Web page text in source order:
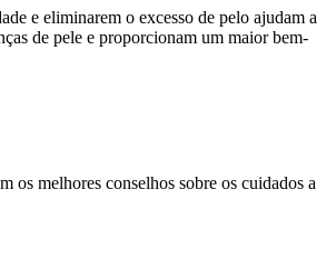
e eliminarem o excesso de pelo ajudam a
de pele e proporcionam um maior bem-
os melhores conselhos sobre os cuidados a